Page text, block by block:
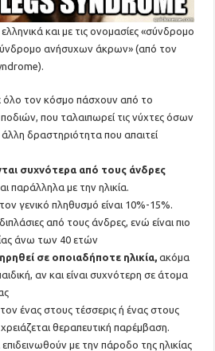
και με τις ονομασίες «σύνδρομο
ανήσυχων άκρων» (από τον
όλο τον κόσμο πάσχουν από το
που ταλαιπωρεί τις νύχτες όσων
δραστηριότητα που απαιτεί
συχνότερα από τους άνδρες
παράλληλα με την ηλικία.
γενικό πληθυσμό είναι 10%-15%.
από τους άνδρες, ενώ είναι πιο
άνω των 40 ετών
σε οποιαδήποτε ηλικία,ακόμα
αν και είναι συχνότερη σε άτομα
ένας στους τέσσερις ή ένας στους
θεραπευτική παρέμβαση.
με την πάροδο της ηλικίας